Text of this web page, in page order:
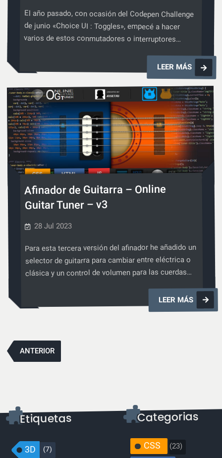
El año pasado, con ocasión del Codepen Challenge
de junio «Choice UI : Toggles», empecé a hacer
varios de estos conmutadores o interruptores…
LEER MÁSCreando
Toggle
Switches
con
CSS
CSS HTML JS
Afinador de Guitarra – Online
Guitar Tuner – v3
28 Jul 2023
Para esta tercera versión del afinador he añadido un
selector de guitarra para cambiar entre eléctrica o
clásica y un control de volumen para las cuerdas…
LEER MÁSAfinador
de
Navegación
ANTERIOR
3D (7) CSS (23)